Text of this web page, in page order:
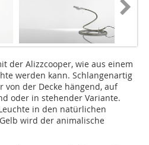
der Alizzcooper, wie aus einem
werden kann. Schlangenartig
von der Decke hängend, auf
oder in stehender Variante.
in den natürlichen
wird der animalische